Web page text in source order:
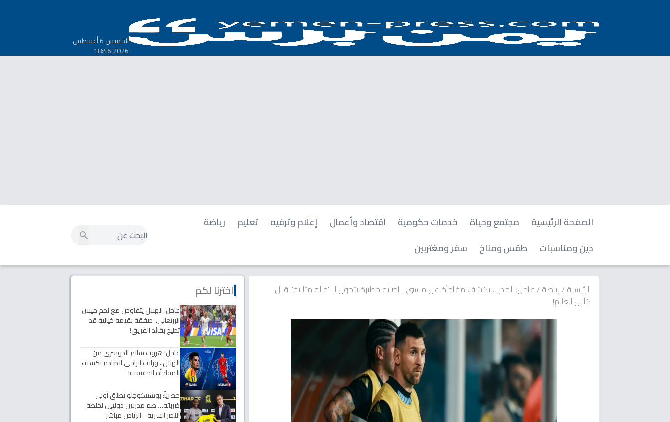
الخميس 6 أغسطس
2026 18:46
الصفحة الرئيسية مجتمع وحياة خدمات حكومية اقتصاد وأعمال إعلام وترفيه تعليم
رياضة
دين ومناسبات
طقس ومناخ سفر ومغتربين
الرئيسية/رياضة/عاجل: المدرب يكشف مفاجأة عن ميسي... إصابة خطيرة تتحول لـ "حالة مثالية" قبل
كأس العالم!
اخترنا لكم
عاجل: الهلال يتفاوض مع نجم ميلان
البرتغالي.. صفقة بقيمة خيالية قد
تطيح بقائد الفريق!
عاجل: هروب سالم الدوسري من
الهلال.. وراتب إنزاجي الصادم يكشف
المفاجأة الحقيقية!
حصرياً: بوستيكوجلو يطلق أولى
ضرباته… ضم مدربين دوليين لخلطة
النصر السرية - الرياض مباشر